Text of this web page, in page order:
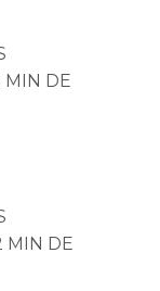
MIN DE
MIN DE